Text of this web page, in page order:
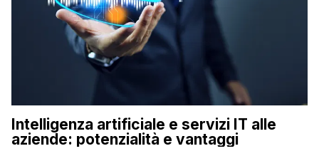
Intelligenza artificiale e servizi IT alle
aziende: potenzialità e vantaggi